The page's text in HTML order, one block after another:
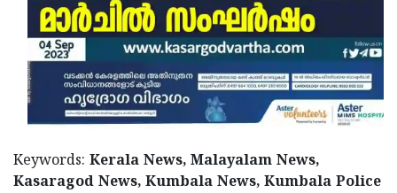
Keywords: Kerala News, Malayalam News,
Kasaragod News, Kumbala News, Kumbala Police